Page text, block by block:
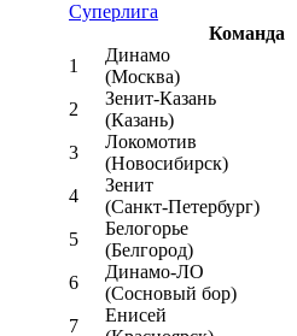
Суперлига
Команда
1
Динамо
(Москва)
2
Зенит-Казань
(Казань)
3
Локомотив
(Новосибирск)
4
Зенит
(Санкт-Петербург)
5
Белогорье
(Белгород)
6
Динамо-ЛО
(Сосновый бор)
7
Енисей